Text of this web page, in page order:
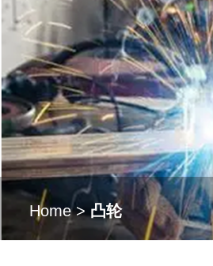
Home> 凸轮